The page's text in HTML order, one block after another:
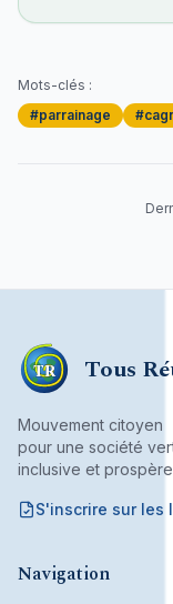
Mots-clés :
#parrainage #
TR Tous
Mouvement citoyen
pour une société
inclusive et
S'inscrire sur les
Navigation